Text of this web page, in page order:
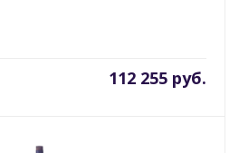
112 255 руб.